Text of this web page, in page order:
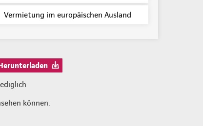
Vermietung im europäischen Ausland
können.